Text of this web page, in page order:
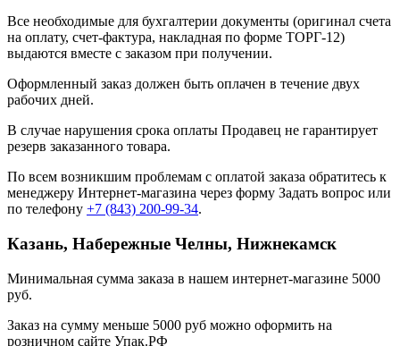
Все необходимые для бухгалтерии документы (оригинал счета
на оплату, счет-фактура, накладная по форме ТОРГ-12)
выдаются вместе с заказом при получении.
Оформленный заказ должен быть оплачен в течение двух
рабочих дней.
В случае нарушения срока оплаты Продавец не гарантирует
резерв заказанного товара.
По всем возникшим проблемам с оплатой заказа обратитесь к
менеджеру Интернет-магазина через форму Задать вопрос или
по телефону +7 (843) 200-99-34.
Казань, Набережные Челны, Нижнекамск
Минимальная сумма заказа в нашем интернет-магазине 5000
руб.
Заказ на сумму меньше 5000 руб можно оформить на
розничном сайте Упак.РФ